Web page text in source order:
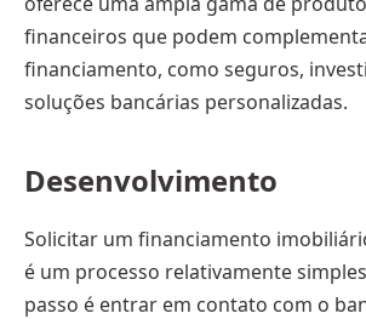
financeiros que podem
financiamento, como seguros,
soluções bancárias personalizadas.
Desenvolvimento
Solicitar um financiamento
é um processo relativamente
passo é entrar em contato com o